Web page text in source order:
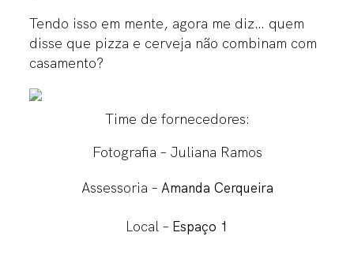
Tendo isso em mente, agora me diz… quem
disse que pizza e cerveja não combinam com
casamento?
Time de fornecedores:
Fotografia – Juliana Ramos
Assessoria – Amanda Cerqueira
Local – Espaço 1